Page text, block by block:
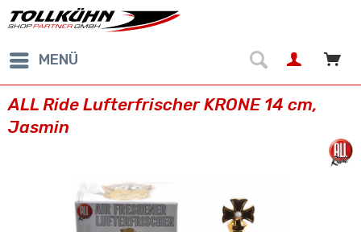
MENÜ
ALL Ride Lufterfrischer KRONE 14 cm,
Jasmin